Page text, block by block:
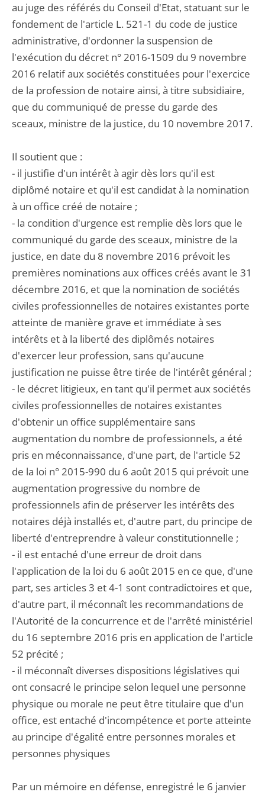
au juge des référés du Conseil d'Etat, statuant sur le
fondement de l'article L. 521-1 du code de justice
administrative, d'ordonner la suspension de
l'exécution du décret n° 2016-1509 du 9 novembre
2016 relatif aux sociétés constituées pour l'exercice
de la profession de notaire ainsi, à titre subsidiaire,
que du communiqué de presse du garde des
sceaux, ministre de la justice, du 10 novembre 2017.
Il soutient que :
- il justifie d'un intérêt à agir dès lors qu'il est
diplômé notaire et qu'il est candidat à la nomination
à un office créé de notaire ;
- la condition d'urgence est remplie dès lors que le
communiqué du garde des sceaux, ministre de la
justice, en date du 8 novembre 2016 prévoit les
premières nominations aux offices créés avant le 31
décembre 2016, et que la nomination de sociétés
civiles professionnelles de notaires existantes porte
atteinte de manière grave et immédiate à ses
intérêts et à la liberté des diplômés notaires
d'exercer leur profession, sans qu'aucune
justification ne puisse être tirée de l'intérêt général ;
- le décret litigieux, en tant qu'il permet aux sociétés
civiles professionnelles de notaires existantes
d'obtenir un office supplémentaire sans
augmentation du nombre de professionnels, a été
pris en méconnaissance, d'une part, de l'article 52
de la loi n° 2015-990 du 6 août 2015 qui prévoit une
augmentation progressive du nombre de
professionnels afin de préserver les intérêts des
notaires déjà installés et, d'autre part, du principe de
liberté d'entreprendre à valeur constitutionnelle ;
- il est entaché d'une erreur de droit dans
l'application de la loi du 6 août 2015 en ce que, d'une
part, ses articles 3 et 4-1 sont contradictoires et que,
d'autre part, il méconnaît les recommandations de
l'Autorité de la concurrence et de l'arrêté ministériel
du 16 septembre 2016 pris en application de l'article
52 précité ;
- il méconnaît diverses dispositions législatives qui
ont consacré le principe selon lequel une personne
physique ou morale ne peut être titulaire que d'un
office, est entaché d'incompétence et porte atteinte
au principe d'égalité entre personnes morales et
personnes physiques
Par un mémoire en défense, enregistré le 6 janvier